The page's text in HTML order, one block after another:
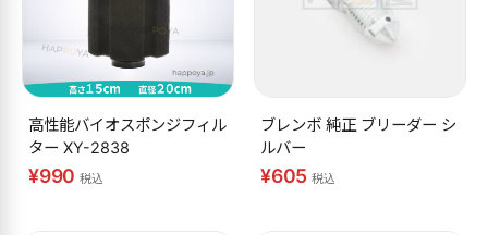
高性能バイオスポンジフィル
ター XY-2838
¥990税込
ブレンボ 純正 ブリーダー シ
ルバー
¥605税込